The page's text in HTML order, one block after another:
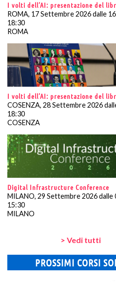
I volti dell’AI: presentazione del
ROMA, 17 Settembre 2026 dalle
18:30
ROMA
I volti dell’AI: presentazione del
COSENZA, 28 Settembre 2026
18:30
COSENZA
Digital Infrastructure Conference
MILANO, 29 Settembre 2026 dalle
15:30
MILANO
> Vedi tutti
PROSSIMI CORSI